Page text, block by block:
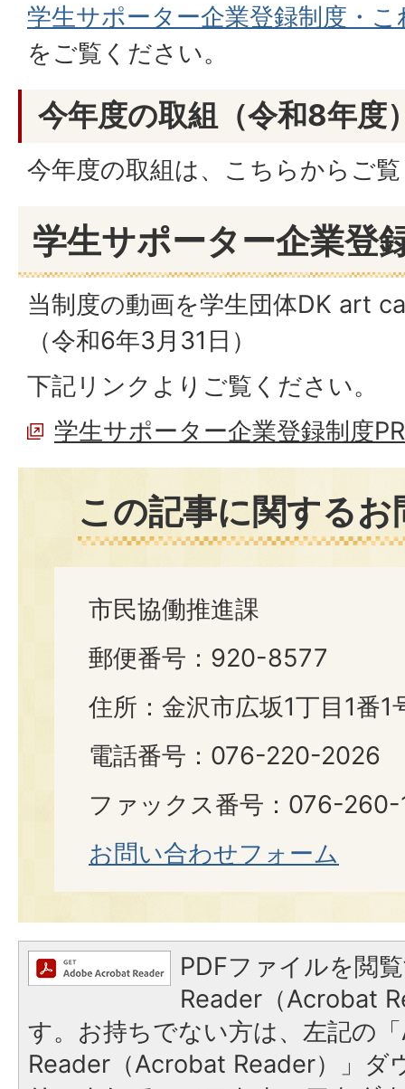
学生サポーター企業登録制度・
をご覧ください。
今年度の取組（令和8年度
今年度の取組は、こちらからご
学生サポーター企業登
当制度の動画を学生団体DK art
（令和6年3月31日）
下記リンクよりご覧ください。
学生サポーター企業登録制度
この記事に関する
市民協働推進課
郵便番号：920-8577
住所：金沢市広坂1丁目1番1
電話番号：076-220-2026
ファックス番号：076-260-
お問い合わせフォーム
PDFファイルを閲
Reader（Acrobat
す。お持ちでない方は、左記の
Reader（Acrobat Reader）」ダ